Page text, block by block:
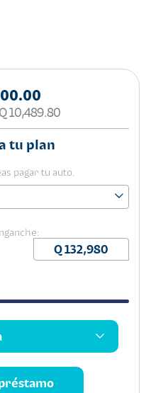
Q 10,489.80
tu plan
pagar tu auto.